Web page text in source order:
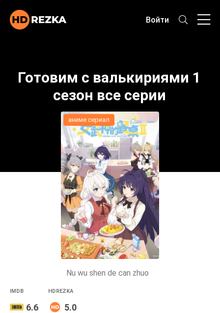
Войти
Готовим с валькириями 1
сезон все серии
аниме сериал
Nu wu shen de can zhuo
IMDB
6.6
HDREZKA
5.0